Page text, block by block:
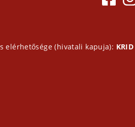
elérhetősége (hivatali kapuja): KRID